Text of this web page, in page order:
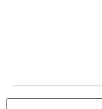
Rechtliches
AGB